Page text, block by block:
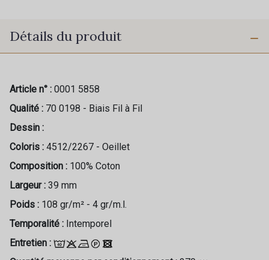
Détails du produit
Article n° : 0001 5858
Qualité : 70 0198 - Biais Fil à Fil
Dessin :
Coloris : 4512/2267 - Oeillet
Composition : 100% Coton
Largeur : 39 mm
Poids : 108 gr/m² - 4 gr/m.l.
Temporalité : Intemporel
Entretien :